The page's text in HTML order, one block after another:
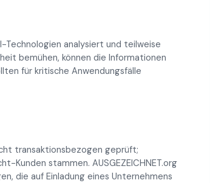
Technologien analysiert und teilweise
bemühen, können die Informationen
für kritische Anwendungsfälle
transaktionsbezogen geprüft;
Kunden stammen. AUSGEZEICHNET.org
die auf Einladung eines Unternehmens